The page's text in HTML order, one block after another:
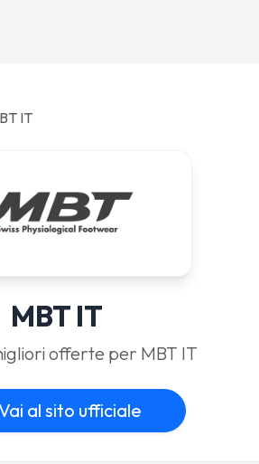
IT
MBT IT
offerte per MBT IT
al sito ufficiale